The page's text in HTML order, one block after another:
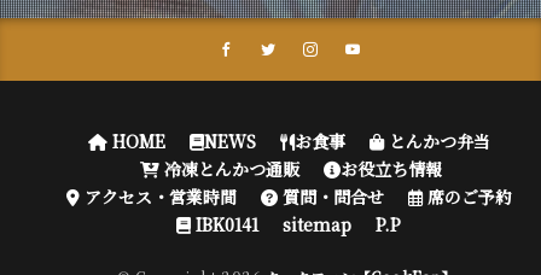
HOME NEWS お食事
とんかつ弁当
冷凍とんかつ通販
お役立ち情報
アクセス・営業時間
質問・問合せ
席のご予約
IBK0141
sitemap P.P